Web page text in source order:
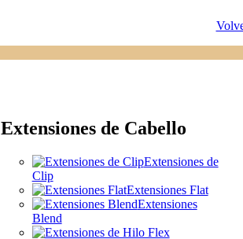
Extensiones de Cabello
Extensiones de
Clip
Extensiones Flat
Extensiones
Blend